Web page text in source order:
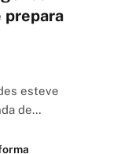
prepara
esteve
de…